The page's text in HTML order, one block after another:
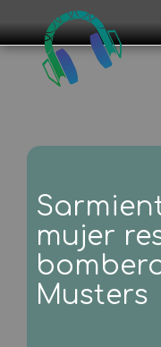
mujer
Musters